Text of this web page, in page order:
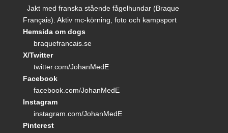
Jakt med franska stående fågelhundar (Braque
Français). Aktiv mc-körning, foto och kampsport
Hemsida om dogs
braquefrancais.se
X/Twitter
twitter.com/JohanMedE
Facebook
facebook.com/JohanMedE
Instagram
instagram.com/JohanMedE
Pinterest